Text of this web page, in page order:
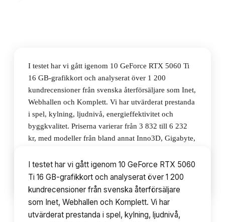
I testet har vi gått igenom 10 GeForce RTX 5060 Ti
16 GB-grafikkort och analyserat över 1 200
kundrecensioner från svenska återförsäljare som Inet,
Webhallen och Komplett. Vi har utvärderat prestanda
i spel, kylning, ljudnivå, energieffektivitet och
byggkvalitet. Priserna varierar från 3 832 till 6 232
kr, med modeller från bland annat Inno3D, Gigabyte,
Innehållsförteckning 10 avsnitt
I testet har vi gått igenom 10 GeForce RTX 5060
Ti 16 GB-grafikkort och analyserat över 1 200
kundrecensioner från svenska återförsäljare
som Inet, Webhallen och Komplett. Vi har
utvärderat prestanda i spel, kylning, ljudnivå,